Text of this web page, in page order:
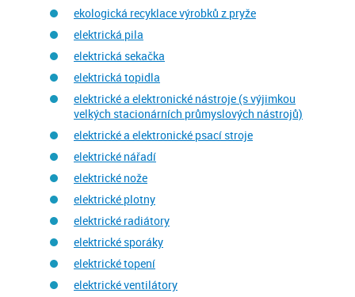
ekologická recyklace výrobků z pryže
elektrická pila
elektrická sekačka
elektrická topidla
elektrické a elektronické nástroje (s výjimkou
velkých stacionárních průmyslových nástrojů)
elektrické a elektronické psací stroje
elektrické nářadí
elektrické nože
elektrické plotny
elektrické radiátory
elektrické sporáky
elektrické topení
elektrické ventilátory